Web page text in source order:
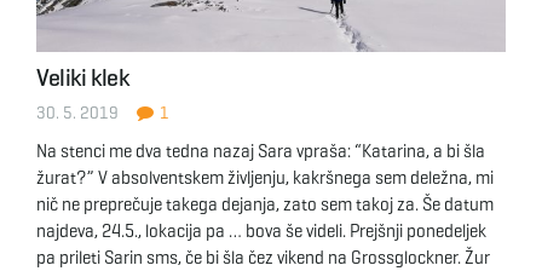
Veliki klek
30. 5. 2019 1
Na stenci me dva tedna nazaj Sara vpraša: “Katarina, a bi šla
žurat?” V absolventskem življenju, kakršnega sem deležna, mi
nič ne preprečuje takega dejanja, zato sem takoj za. Še datum
najdeva, 24.5., lokacija pa … bova še videli. Prejšnji ponedeljek
pa prileti Sarin sms, če bi šla čez vikend na Grossglockner. Žur